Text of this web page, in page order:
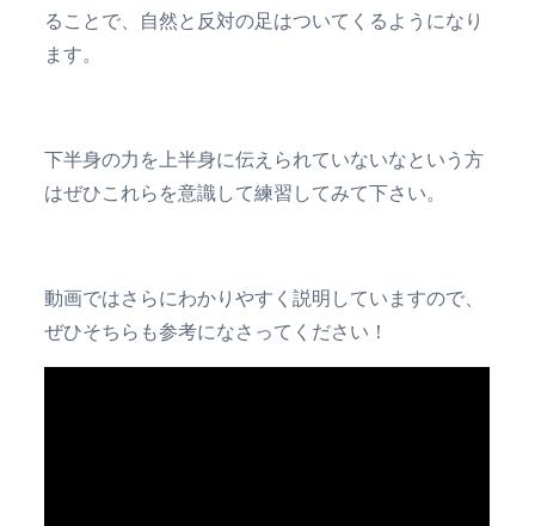
ることで、自然と反対の足はついてくるようになり
ます。
下半身の力を上半身に伝えられていないなという方
はぜひこれらを意識して練習してみて下さい。
動画ではさらにわかりやすく説明していますので、
ぜひそちらも参考になさってください！